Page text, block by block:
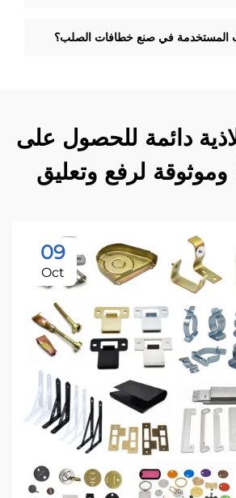
المستخدمة في صنع خطافات الصلب؟
دائمة للحصول على
لرفع وتعليق
09
Oct